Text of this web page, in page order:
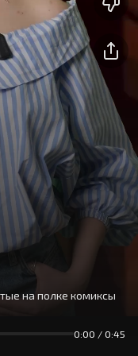
0:00 / 0:45
Окей